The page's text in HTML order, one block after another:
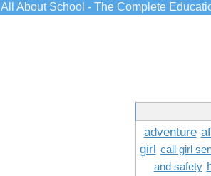
All About School - The Complete
adventure
girl call girl
and safety